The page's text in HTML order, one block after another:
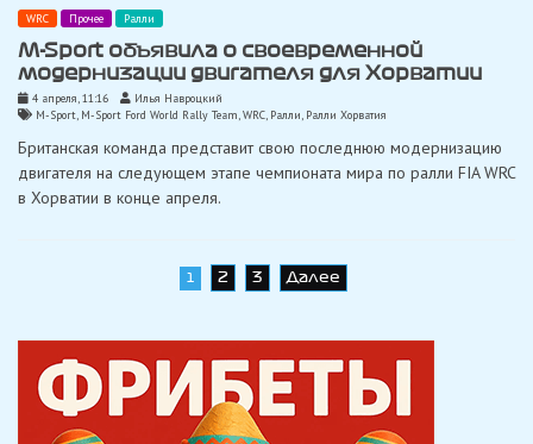
WRC Прочее Ралли
M-Sport объявила о своевременной
модернизации двигателя для Хорватии
4 апреля, 11:16
Илья Навроцкий
M-Sport, M-Sport Ford World Rally Team,WRC, Ралли, Ралли Хорватия
Британская команда представит свою последнюю модернизацию
двигателя на следующем этапе чемпионата мира по ралли FIA WRC
в Хорватии в конце апреля.
записям
2 3 Далее